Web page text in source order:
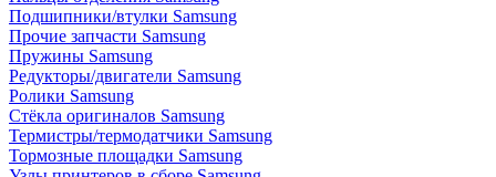
Подшипники/втулки Samsung
Прочие запчасти Samsung
Пружины Samsung
Редукторы/двигатели Samsung
Ролики Samsung
Стёкла оригиналов Samsung
Термистры/термодатчики Samsung
Тормозные площадки Samsung